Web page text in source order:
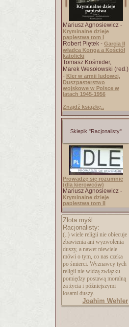
Mariusz Agnosiewicz -
Kryminalne dzieje
papiestwa tom I
Robert Piętek - Garcia II
władca Konga a Kościół
katolicki
Tomasz Kośmider,
Marek Wesołowski (red.)
- Kler w armii ludowej.
Duszpasterstwo
wojskowe w Polsce w
latach 1945-1956
Znajdź książkę..
Sklepik "Racjonalisty"
Prowadzę się rozumnie
(dla kierowców)
Mariusz Agnosiewicz -
Kryminalne dzieje
papiestwa tom II
Złota myśl
Racjonalisty:
(..) wiele religii nie obiecuje
zbawienia ani wyzwolenia
duszy, a nawet niewiele
mówi o tym, co nas czeka
po śmierci. Wyznawcy tych
religii nie widzą związku
pomiędzy postawą moralną
za życia i późniejszymi
losami duszy.
Joahim Wehler